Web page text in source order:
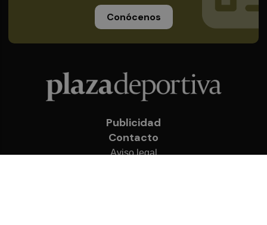
Conócenos
Publicidad
Contacto
Aviso legal